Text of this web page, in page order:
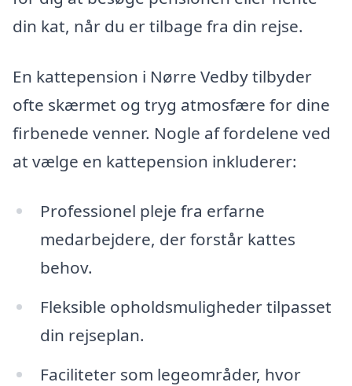
din kat, når du er tilbage fra din rejse.
En kattepension i Nørre Vedby tilbyder
ofte skærmet og tryg atmosfære for dine
firbenede venner. Nogle af fordelene ved
at vælge en kattepension inkluderer:
Professionel pleje fra erfarne
medarbejdere, der forstår kattes
behov.
Fleksible opholdsmuligheder tilpasset
din rejseplan.
Faciliteter som legeområder, hvor